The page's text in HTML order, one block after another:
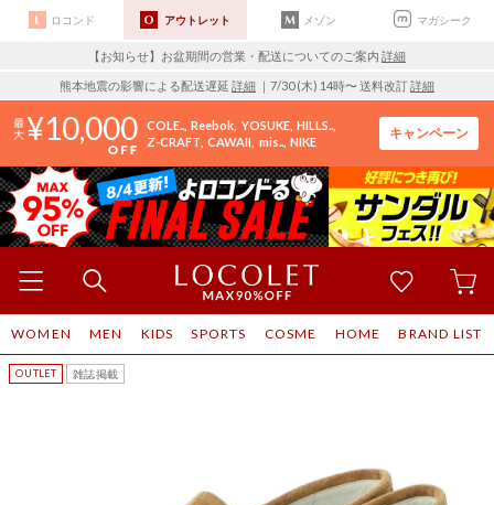
ロコンド アウトレット メゾン マガシーク
【お知らせ】お盆期間の営業・配送についてのご案内 詳細
熊本地震の影響による配送遅延 詳細 ｜7/30 (木) 14時〜 送料改訂詳細
10,000 COLE.. Reebok YOSUKE HILLS..
Z-CRAFT CAWAII mis.. NIKE
キャンペーン
WOMEN MEN KIDS SPORTS COSME HOME BRAND LIST
雑誌掲載